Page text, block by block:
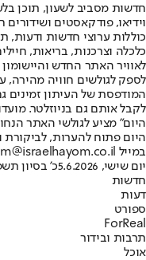
חדשות מסביב לשעון, תוכן
וידיאו, פודקאסטים
כוללות ערוצי חדשות ודעות,
לאוויר האתר החדש
לספק לגולשים חוויה מהירה,
המודפסת של העיתון זמינים
לקבל אותם גם בניוזלטר.
היום" מציע לגולשי האתר
היום פתוח להערות, לביקורת
במייל hayom@israelhayom.co.il.
יום שישי, 5.6.2026
כ' בסיון
חדשות
דעות
ספורט
ForReal
תרבות ובידור
אוכל